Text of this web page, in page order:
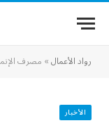
رواد الأعمال» مصرف
الأخبار